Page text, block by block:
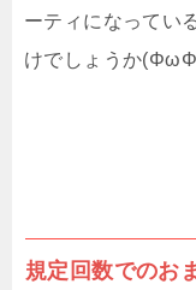
ーティになってい
けでしょうか
規定回数でのお